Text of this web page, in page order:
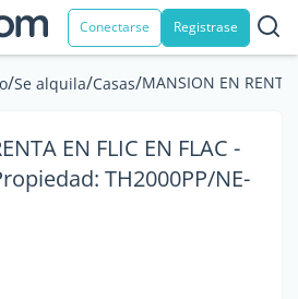
Conectarse Registrase
/Se alquila/Casas/MANSION EN
EN FLIC EN FLAC -
TH2000PP/NE-